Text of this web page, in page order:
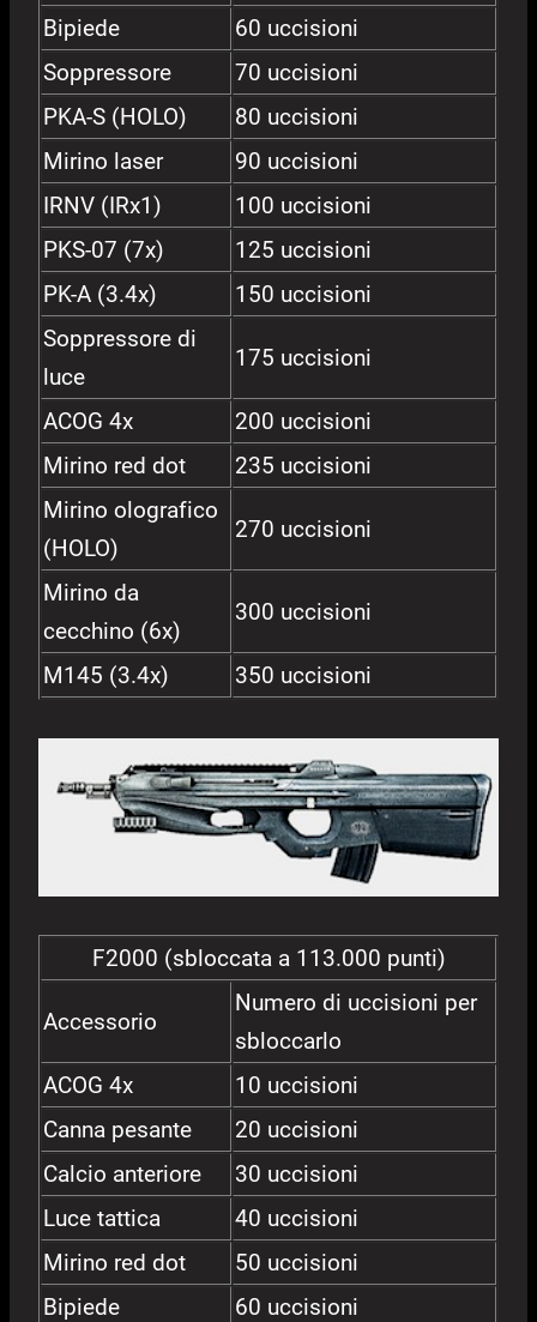
Bipiede
60 uccisioni
Soppressore
70 uccisioni
PKA-S (HOLO)
80 uccisioni
Mirino laser
90 uccisioni
IRNV (IRx1)
100 uccisioni
PKS-07 (7x)
125 uccisioni
PK-A (3.4x)
150 uccisioni
Soppressore di
luce
175 uccisioni
ACOG 4x
200 uccisioni
Mirino red dot
235 uccisioni
Mirino olografico
(HOLO)
270 uccisioni
Mirino da
cecchino (6x)
300 uccisioni
M145 (3.4x) 350 uccisioni
F2000 (sbloccata a 113.000 punti)
Accessorio
Numero di uccisioni per
sbloccarlo
ACOG 4x
10 uccisioni
Canna pesante
20 uccisioni
Calcio anteriore
30 uccisioni
Luce tattica
40 uccisioni
Mirino red dot
50 uccisioni
Bipiede
60 uccisioni